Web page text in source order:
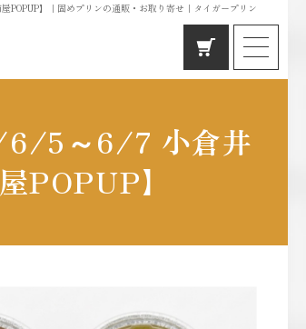
】｜固めプリンの通販・お取り寄せ｜タイガープリン
法6/5～6/7 小倉井
POPUP】